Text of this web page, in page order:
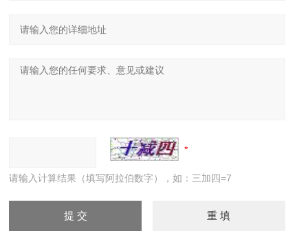
请输入计算结果（填写阿拉伯数字），如：三加四=7